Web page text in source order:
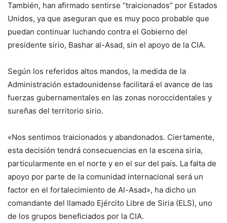
También, han afirmado sentirse “traicionados” por Estados
Unidos, ya que aseguran que es muy poco probable que
puedan continuar luchando contra el Gobierno del
presidente sirio, Bashar al-Asad, sin el apoyo de la CIA.
Según los referidos altos mandos, la medida de la
Administración estadounidense facilitará el avance de las
fuerzas gubernamentales en las zonas noroccidentales y
sureñas del territorio sirio.
«Nos sentimos traicionados y abandonados. Ciertamente,
esta decisión tendrá consecuencias en la escena siria,
particularmente en el norte y en el sur del país. La falta de
apoyo por parte de la comunidad internacional será un
factor en el fortalecimiento de Al-Asad», ha dicho un
comandante del llamado Ejército Libre de Siria (ELS), uno
de los grupos beneficiados por la CIA.